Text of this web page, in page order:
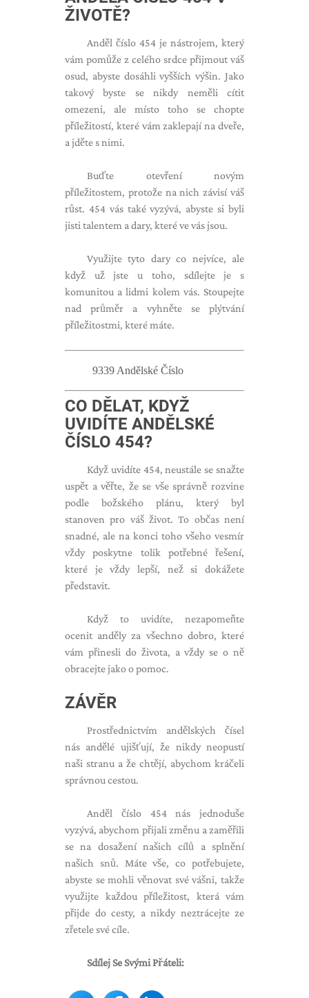
ŽIVOTĚ?
Anděl číslo 454 je nástrojem, který
vám pomůže z celého srdce přijmout váš
osud, abyste dosáhli vyšších výšin. Jako
takový byste se nikdy neměli cítit
omezeni, ale místo toho se chopte
příležitostí, které vám zaklepají na dveře,
a jděte s nimi.
Buďte otevření novým
příležitostem, protože na nich závisí váš
růst. 454 vás také vyzývá, abyste si byli
jisti talentem a dary, které ve vás jsou.
Využijte tyto dary co nejvíce, ale
když už jste u toho, sdílejte je s
komunitou a lidmi kolem vás. Stoupejte
nad průměr a vyhněte se plýtvání
příležitostmi, které máte.
9339 Andělské Číslo
CO DĚLAT, KDYŽ
UVIDÍTE ANDĚLSKÉ
ČÍSLO 454?
Když uvidíte 454, neustále se snažte
uspět a věřte, že se vše správně rozvine
podle božského plánu, který byl
stanoven pro váš život. To občas není
snadné, ale na konci toho všeho vesmír
vždy poskytne tolik potřebné řešení,
které je vždy lepší, než si dokážete
představit.
Když to uvidíte, nezapomeňte
ocenit anděly za všechno dobro, které
vám přinesli do života, a vždy se o ně
obracejte jako o pomoc.
ZÁVĚR
Prostřednictvím andělských čísel
nás andělé ujišťují, že nikdy neopustí
naši stranu a že chtějí, abychom kráčeli
správnou cestou.
Anděl číslo 454 nás jednoduše
vyzývá, abychom přijali změnu a zaměřili
se na dosažení našich cílů a splnění
našich snů. Máte vše, co potřebujete,
abyste se mohli věnovat své vášni, takže
využijte každou příležitost, která vám
přijde do cesty, a nikdy neztrácejte ze
zřetele své cíle.
Sdílej Se Svými Přáteli: